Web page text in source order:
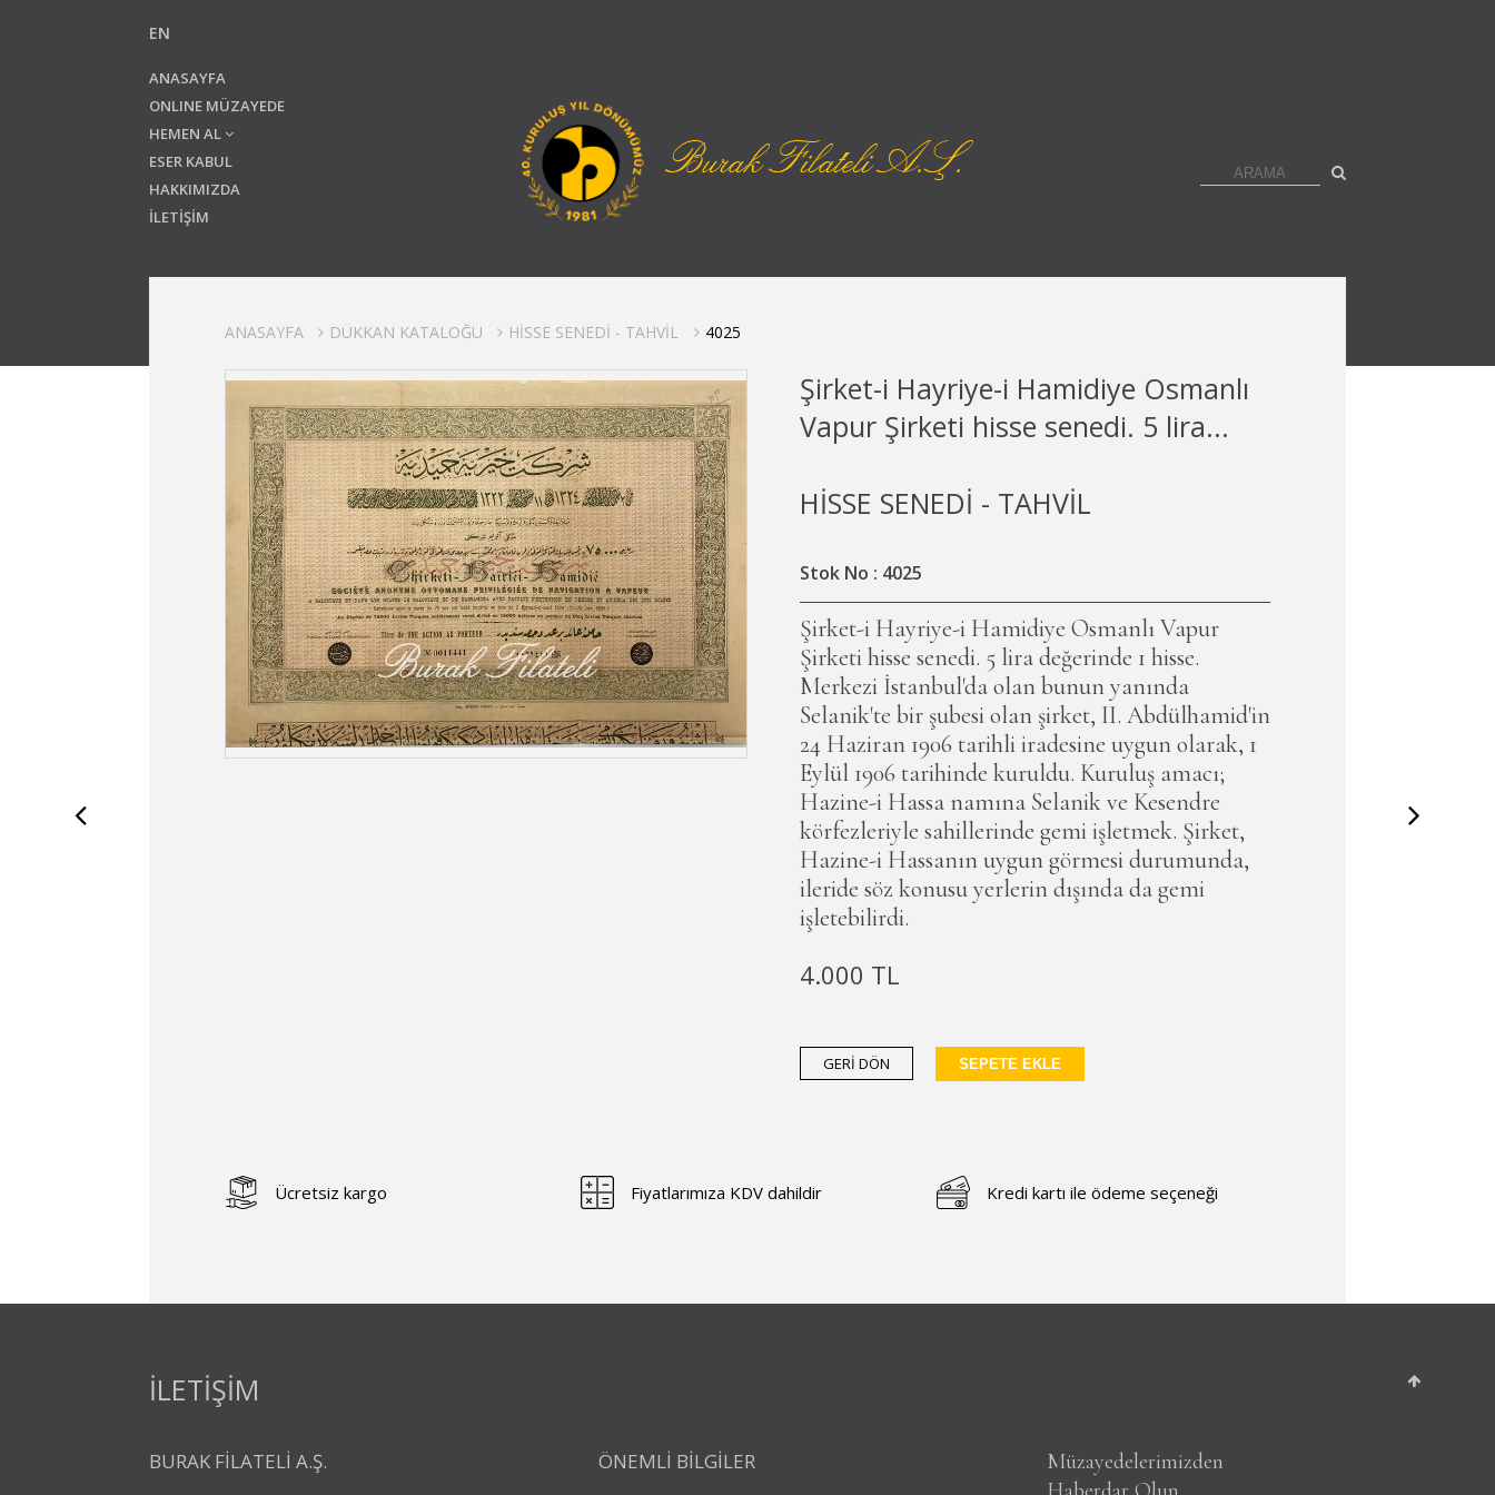
EN
ANASAYFA
ONLINE MÜZAYEDE
HEMEN AL
ESER KABUL
HAKKIMIZDA
İLETİŞİM
ANASAYFA DÜKKAN KATALOĞU HİSSE SENEDİ - TAHVİL 4025
Şirket-i Hayriye-i Hamidiye Osmanlı
Vapur Şirketi hisse senedi. 5 lira...
HİSSE SENEDİ - TAHVİL
Stok No : 4025
Şirket-i Hayriye-i Hamidiye Osmanlı Vapur
Şirketi hisse senedi. 5 lira değerinde 1 hisse.
Merkezi İstanbul'da olan bunun yanında
Selanik'te bir şubesi olan şirket, II. Abdülhamid'in
24 Haziran 1906 tarihli iradesine uygun olarak, 1
Eylül 1906 tarihinde kuruldu. Kuruluş amacı;
Hazine-i Hassa namına Selanik ve Kesendre
körfezleriyle sahillerinde gemi işletmek. Şirket,
Hazine-i Hassanın uygun görmesi durumunda,
ileride söz konusu yerlerin dışında da gemi
işletebilirdi.
4.000 TL
GERİ DÖN SEPETE EKLE
Ücretsiz kargo Fiyatlarımıza KDV dahildir Kredi kartı ile ödeme seçeneği
İLETİŞİM
BURAK FİLATELİ A.Ş. ÖNEMLİ BİLGİLER
Müzayedelerimizden